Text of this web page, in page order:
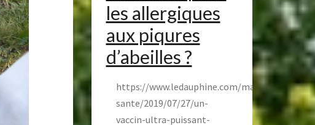
les allergiques
aux piqures
d’abeilles ?
https://www.ledauphine.com/magazine-
sante/2019/07/27/un-
vaccin-ultra-puissant-